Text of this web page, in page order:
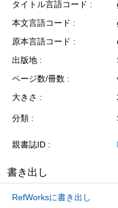
タイトル言語コード
本文言語コード
原本言語コード
出版地
ページ数/冊数
大きさ
分類
親書誌ID
書き出し
RefWorksに書き出し